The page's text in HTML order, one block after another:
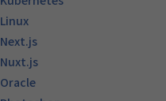
Linux
Next.js
Nuxt.js
Oracle